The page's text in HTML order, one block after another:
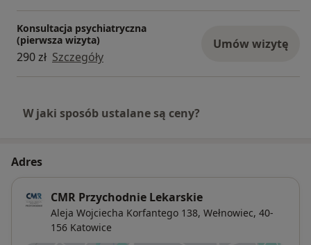
Konsultacja psychiatryczna
(pierwsza wizyta)
290 zł Szczegóły
Umów wizytę
W jaki sposób ustalane są ceny?
Adres
CMR Przychodnie Lekarskie
Aleja Wojciecha Korfantego 138, Wełnowiec, 40-
156 Katowice